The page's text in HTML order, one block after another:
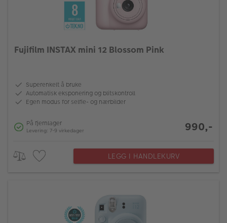
Fujifilm INSTAX mini 12 Blossom Pink
Superenkelt å bruke
Automatisk eksponering og blitskontroll
Egen modus for selfie- og nærbilder
På fjernlager
Levering: 7-9 virkedager 990,-
LEGG I HANDLEKURV